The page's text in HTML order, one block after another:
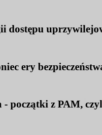
dostępu
ery
- początki z PAM,